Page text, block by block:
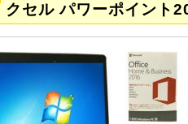
クセル パワーポイント